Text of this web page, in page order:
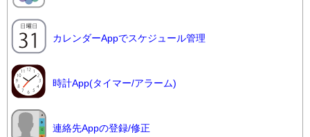
カレンダーAppでスケジュール管理
時計App(タイマー/アラーム)
連絡先Appの登録/修正